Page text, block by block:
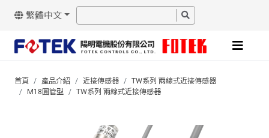
繁體中文
首頁 產品介紹 近接傳感器
TW系列 兩線式近接傳感器
M18圓管型
TW系列 兩線式近接傳感器